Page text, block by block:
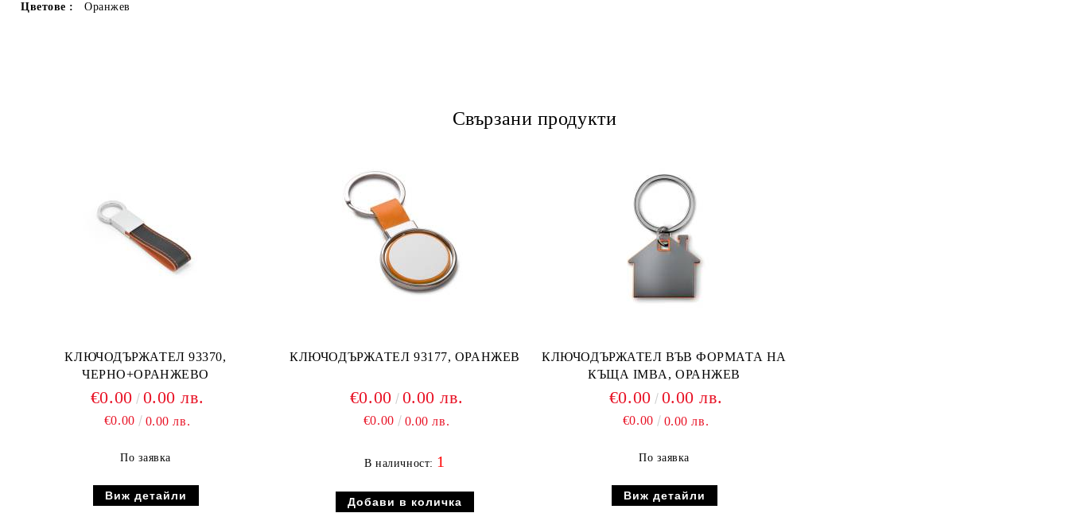
Цветове : Оранжев
Свързани продукти
КЛЮЧОДЪРЖАТЕЛ 93370,
ЧЕРНО+ОРАНЖЕВО
€0.00 0.00 лв.
€0.00 0.00 лв.
По заявка
Виж детайли
КЛЮЧОДЪРЖАТЕЛ 93177, ОРАНЖЕВ
€0.00 0.00 лв.
€0.00 0.00 лв.
В наличност: 1
КЛЮЧОДЪРЖАТЕЛ ВЪВ ФОРМАТА НА
КЪЩА IMBA, ОРАНЖЕВ
€0.00 0.00 лв.
€0.00 0.00 лв.
По заявка
Виж детайли